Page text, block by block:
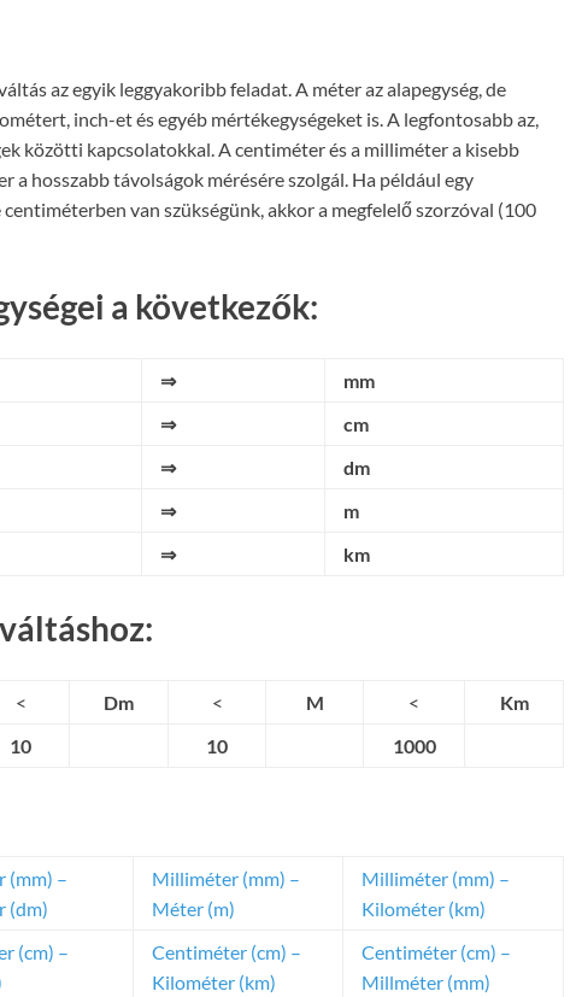
az egyik leggyakoribb feladat. A méter az alapegység, de
inch-et és egyéb mértékegységeket is. A legfontosabb az,
közötti kapcsolatokkal. A centiméter és a milliméter a kisebb
a hosszabb távolságok mérésére szolgál. Ha például egy
van szükségünk, akkor a megfelelő szorzóval (100
a következők:
⇒
mm
⇒
cm
⇒
dm
⇒
m
⇒ km
< Dm < M <
Km
10 10 1000
(mm) –
(dm)
Milliméter (mm) –
Méter (m)
Milliméter (mm) –
Kilométer (km)
(cm) –
Centiméter (cm) –
Kilométer (km)
Centiméter (cm) –
Millméter (mm)